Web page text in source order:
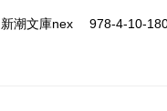
新潮文庫nex 978-4-10-